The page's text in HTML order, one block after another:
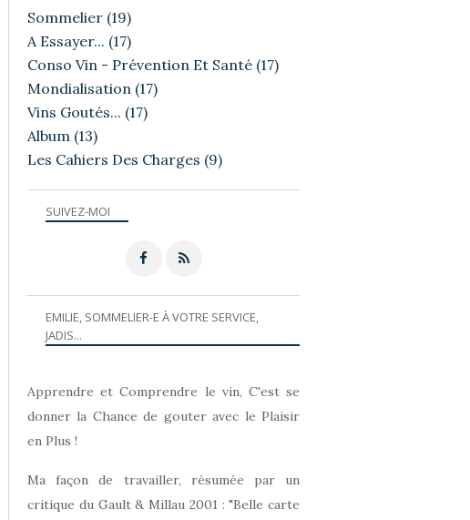
SUIVEZ-MOI
Sommelier (19)
A Essayer... (17)
Conso Vin - Prévention Et Santé (17)
Mondialisation (17)
Vins Goutés... (17)
Album (13)
Les Cahiers Des Charges (9)
EMILIE, SOMMELIER-E À VOTRE SERVICE,
JADIS...
Apprendre et Comprendre le vin, C'est se
donner la Chance de gouter avec le Plaisir
en Plus !
Ma façon de travailler, résumée par un
critique du Gault & Millau 2001 : "Belle carte